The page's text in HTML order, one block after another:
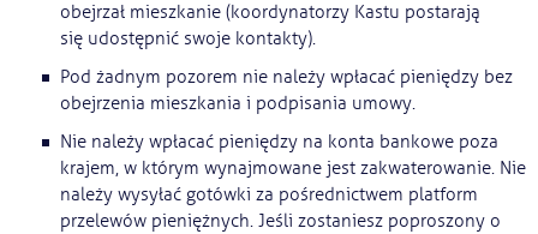
obejrzał mieszkanie (koordynatorzy Kastu postarają
się udostępnić swoje kontakty).
Pod żadnym pozorem nie należy wpłacać pieniędzy bez
obejrzenia mieszkania i podpisania umowy.
Nie należy wpłacać pieniędzy na konta bankowe poza
krajem, w którym wynajmowane jest zakwaterowanie. Nie
należy wysyłać gotówki za pośrednictwem platform
przelewów pieniężnych. Jeśli zostaniesz poproszony o